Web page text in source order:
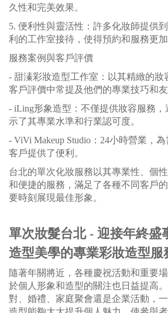
久性和完美效果。
5. 便利性與靈活性：許多化妝師提供
利的工作室接待，使得預約和服務更加
服務案例與客戶評價
- 甜溱彩妝造型工作室：以其精緻的妝
客戶評價中常提及他們的專業技巧和友
- iLing形象造型：不僅提供妝容服務
示了其專業水準和行業認可度。
- ViVi Makeup Studio：24小時營業，
客戶提供了便利。
台北的單次化妝服務以其專業性、個
和便捷的服務，滿足了各種不同客戶
要時刻展現最佳形象。
單次妝髮台北 - 迎接年終盛
造型美學的專業彩妝造型服
隨著年關將近，各種慶祝活動和重要
於個人形象和造型的關注也日益提高
對、婚禮、家庭聚會還是企業活動，